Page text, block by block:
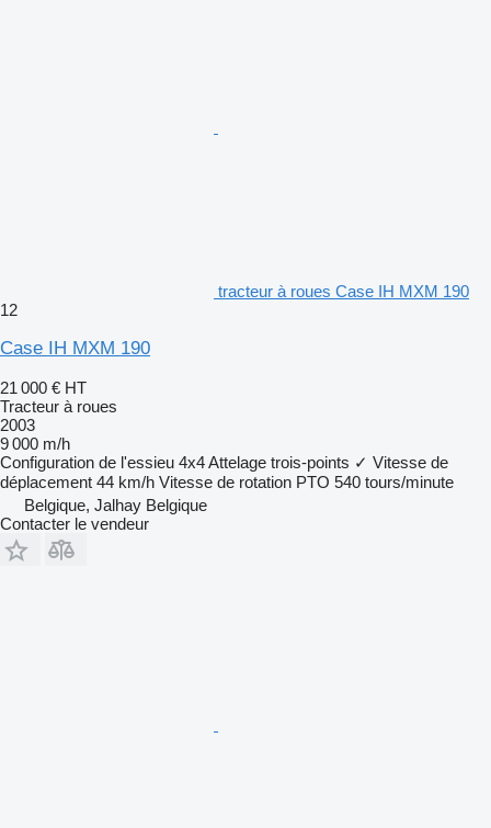
tracteur à roues Case IH MXM 190
12
Case IH MXM 190
21 000 € HT
Tracteur à roues
2003
9 000 m/h
Configuration de l'essieu 4x4Attelage trois-points ✓ Vitesse de
déplacement 44 km/h Vitesse de rotation PTO 540 tours/minute
Belgique, Jalhay Belgique
Contacter le vendeur